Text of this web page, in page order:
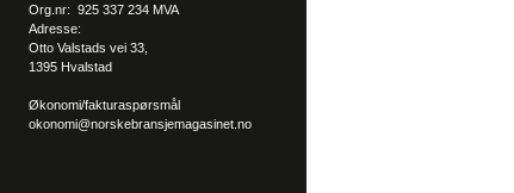
Org.nr: 925 337 234 MVA
Adresse:
Otto Valstads vei 33,
1395 Hvalstad
Økonomi/fakturaspørsmål
okonomi@norskebransjemagasinet.no